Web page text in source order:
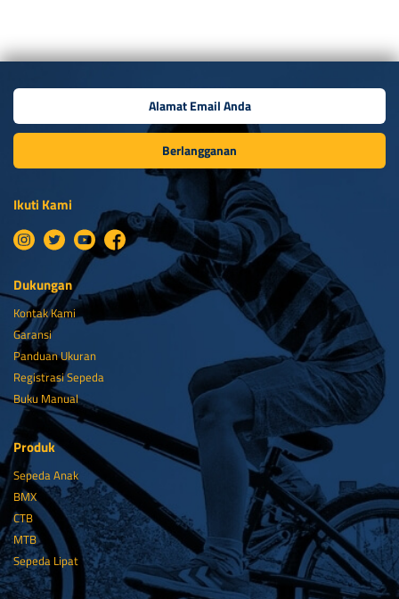
Berlangganan
Ikuti Kami
Dukungan
Kontak Kami
Garansi
Panduan Ukuran
Registrasi Sepeda
Buku Manual
Produk
Sepeda Anak
BMX
CTB
MTB
Sepeda Lipat